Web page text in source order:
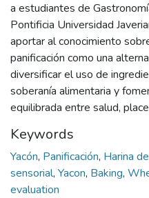
a estudiantes de
Pontificia Universidad
aportar al conocimiento
panificación como una
diversificar el uso de
soberanía alimentaria y
equilibrada entre salud,
Keywords
Yacón, Panificación, Harina
sensorial, Yacon, Baking,
evaluation